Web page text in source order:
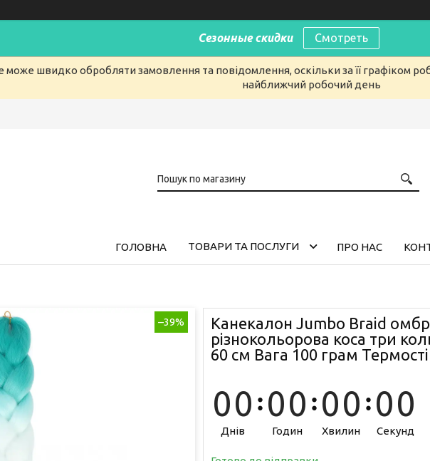
Сезонные скидки Смотреть
може швидко обробляти замовлення та повідомлення, оскільки за її графіком
найближчий робочий день
ГОЛОВНА ТОВАРИ ТА ПОСЛУГИ ПРО НАС
–39%
Канекалон Jumbo Braid
різнокольорова коса три
60 см Вага 100 грам
00
Днів
00
Годин
00
Хвилин
00
Секунд